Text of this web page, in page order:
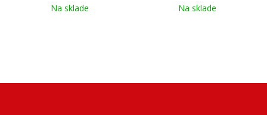
Na sklade Na sklade